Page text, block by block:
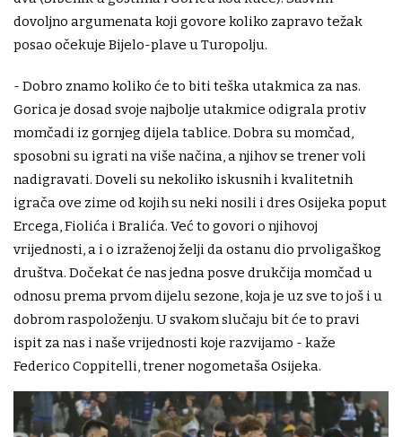
dovoljno argumenata koji govore koliko zapravo težak
posao očekuje Bijelo-plave u Turopolju.
- Dobro znamo koliko će to biti teška utakmica za nas.
Gorica je dosad svoje najbolje utakmice odigrala protiv
momčadi iz gornjeg dijela tablice. Dobra su momčad,
sposobni su igrati na više načina, a njihov se trener voli
nadigravati. Doveli su nekoliko iskusnih i kvalitetnih
igrača ove zime od kojih su neki nosili i dres Osijeka poput
Ercega, Fiolića i Bralića. Već to govori o njihovoj
vrijednosti, a i o izraženoj želji da ostanu dio prvoligaškog
društva. Dočekat će nas jedna posve drukčija momčad u
odnosu prema prvom dijelu sezone, koja je uz sve to još i u
dobrom raspoloženju. U svakom slučaju bit će to pravi
ispit za nas i naše vrijednosti koje razvijamo - kaže
Federico Coppitelli, trener nogometaša Osijeka.